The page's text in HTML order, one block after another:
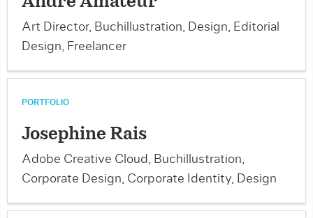
Art Director, Buchillustration, Design, Editorial
Design, Freelancer
PORTFOLIO
Josephine Rais
Adobe Creative Cloud, Buchillustration,
Corporate Design, Corporate Identity, Design